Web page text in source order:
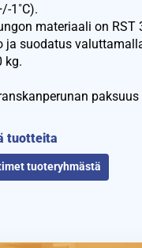
1˚C).
materiaali on RST
ja suodatus
kg.
paksuus
tuotteita
tuoteryhmästä